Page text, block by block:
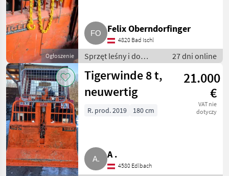
Ogłoszenie
Felix Oberndorfinger
4820 Bad Ischl
Sprzęt leśny i do
obróbki drewna /
Wciągarki linowe
27 dni online
Tigerwinde 8 t,
neuwertig
21.000
€
VAT nie
dotyczy
R. prod. 2019 180 cm
A .
4580 Edlbach